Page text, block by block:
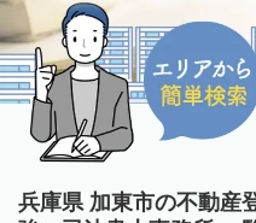
兵庫県 加東市の不動産